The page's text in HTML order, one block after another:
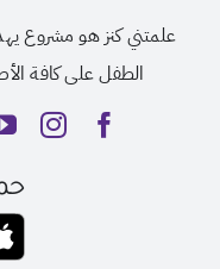
علمتني كنز هو مشروع
الطفل على كافة